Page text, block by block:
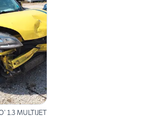
1.3 MULTIJET